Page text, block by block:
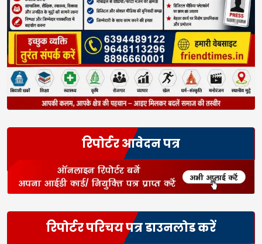
रिपोर्टर आवेदन पत्र
रिपोर्टर परिचय पत्र डाउनलोड करें